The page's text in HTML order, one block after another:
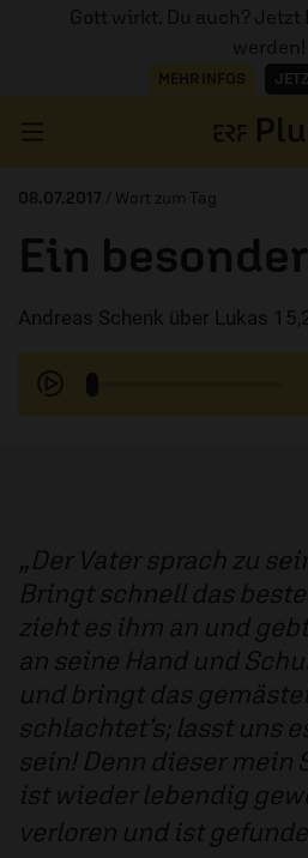
Gott wirkt. Du auch? Jetzt
werden!
MEHR INFOS
AUDIOTHEK
PROGRAMM
08.07.2017 / Wort zum Tag
Ein
Andreas Schenk über Lukas
Der Vater sprach zu
Bringt schnell das
zieht es ihm an und
an seine Hand und
und bringt das
schlachtet’s; lasst uns
sein! Denn dieser mein
ist wieder lebendig
verloren und ist